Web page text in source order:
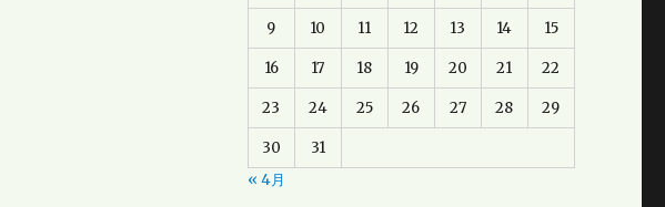
9 10 11 12 13 14 15
16 17 18 19 20 21 22
23 24 25 26 27 28 29
30
31
« 4月